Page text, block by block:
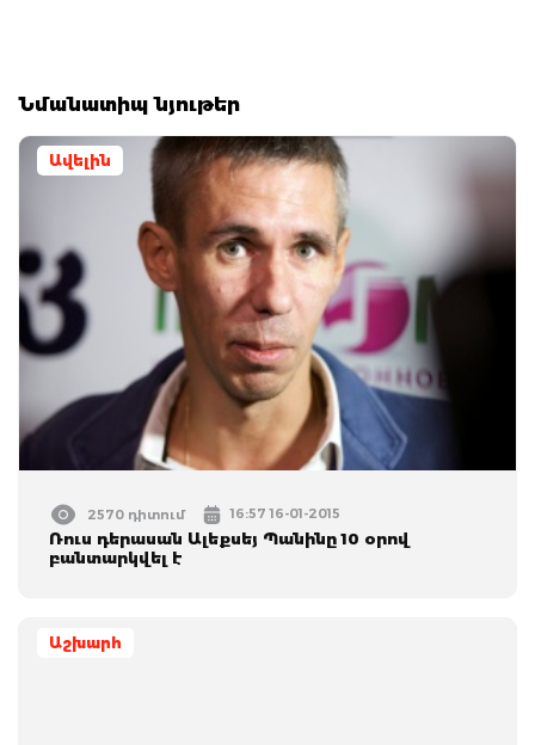
Նմանատիպ նյութեր
Ավելին
2570 դիտում 16:57 16-01-2015
Ռուս դերասան Ալեքսեյ Պանինը 10 օրով
բանտարկվել է
Աշխարհ